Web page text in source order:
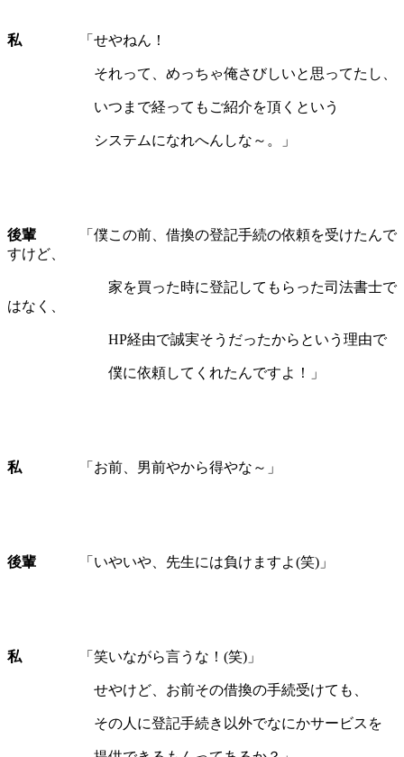
私 「せやねん！
それって、めっちゃ俺さびしいと思ってたし、
いつまで経ってもご紹介を頂くという
システムになれへんしな～。」
後輩 「僕この前、借換の登記手続の依頼を受けたんで
すけど、
家を買った時に登記してもらった司法書士で
はなく、
HP経由で誠実そうだったからという理由で
僕に依頼してくれたんですよ！」
私 「お前、男前やから得やな～」
後輩 「いやいや、先生には負けますよ(笑)」
私 「笑いながら言うな！(笑)」
せやけど、お前その借換の手続受けても、
その人に登記手続き以外でなにかサービスを